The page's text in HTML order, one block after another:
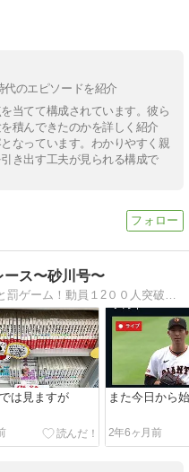
代のエピソードを紹介
当てて構成されています。彼ら
積んできたのかを詳しく紹介
なっています。わかりやすく親
き出す工夫が見られる構成で
ース〜砂川号〜
クリック数対決！月間最下位だと罰ゲーム！動員１2００人突破！コントユニット夜ふかしの会メンバーです！次回公演は4月！
は見ますが また今日から
2年6ヶ月前